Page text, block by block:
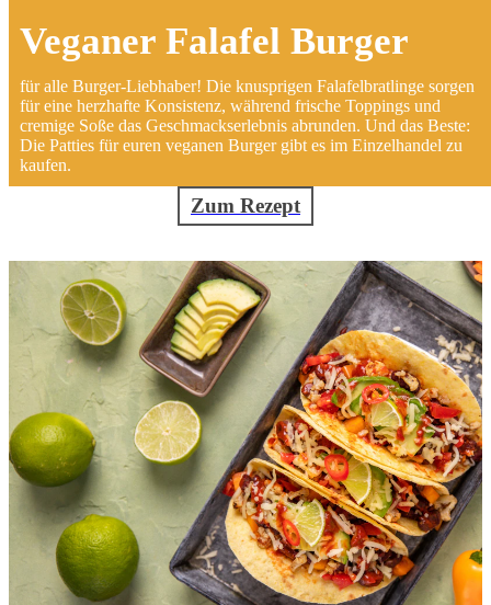
Veganer Falafel Burger
für alle Burger-Liebhaber! Die knusprigen Falafelbratlinge sorgen
für eine herzhafte Konsistenz, während frische Toppings und
cremige Soße das Geschmackserlebnis abrunden. Und das Beste:
Die Patties für euren veganen Burger gibt es im Einzelhandel zu
kaufen.
Zum Rezept